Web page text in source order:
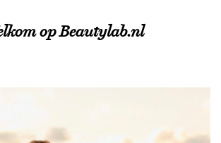
op Beautylab.nl